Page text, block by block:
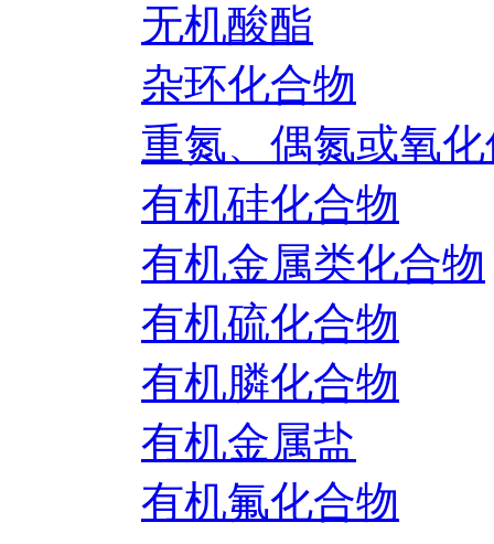
无机酸酯
杂环化合物
重氮、偶氮或氧
有机硅化合物
有机金属类化合物
有机硫化合物
有机膦化合物
有机金属盐
有机氟化合物